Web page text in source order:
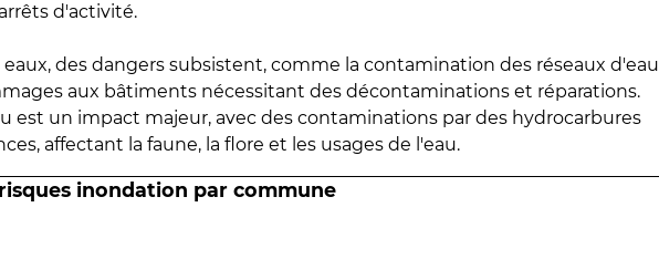
d'activité.
des dangers subsistent, comme la contamination des réseaux d'eau
aux bâtiments nécessitant des décontaminations et réparations.
est un impact majeur, avec des contaminations par des hydrocarbures
affectant la faune, la flore et les usages de l'eau.
inondation par commune